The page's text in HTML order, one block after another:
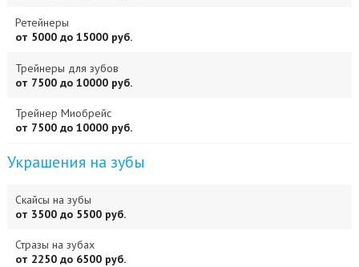
Ретейнеры
от 5000 до 15000 руб.
Трейнеры для зубов
от 7500 до 10000 руб.
Трейнер Миобрейс
от 7500 до 10000 руб.
Украшения на зубы
Скайсы на зубы
от 3500 до 5500 руб.
Стразы на зубах
от 2250 до 6500 руб.